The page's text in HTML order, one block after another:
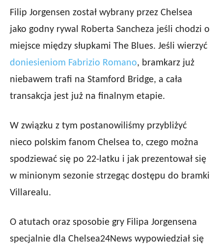
Filip Jorgensen został wybrany przez Chelsea
jako godny rywal Roberta Sancheza jeśli chodzi o
miejsce między słupkami The Blues. Jeśli wierzyć
doniesieniom Fabrizio Romano, bramkarz już
niebawem trafi na Stamford Bridge, a cała
transakcja jest już na finalnym etapie.
W związku z tym postanowiliśmy przybliżyć
nieco polskim fanom Chelsea to, czego można
spodziewać się po 22-latku i jak prezentował się
w minionym sezonie strzegąc dostępu do bramki
Villarealu.
O atutach oraz sposobie gry Filipa Jorgensena
specjalnie dla Chelsea24News wypowiedział się